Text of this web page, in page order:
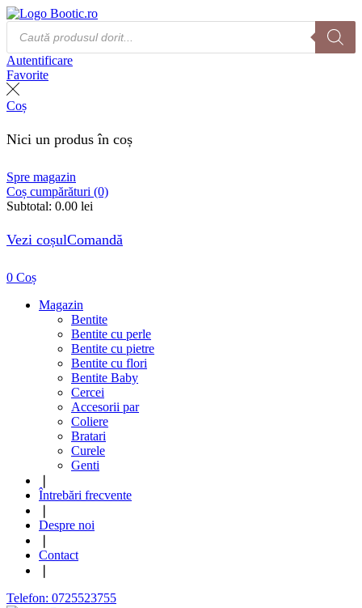
Products
search
Autentificare
Favorite
Coș
Nici un produs în coș
Spre magazin
Coș cumpărături (0)
Subtotal: 0.00 lei
Vezi coșulComandă
0 Coș
Magazin
Bentite
Bentite cu perle
Bentite cu pietre
Bentite cu flori
Bentite Baby
Cercei
Accesorii par
Coliere
Bratari
Curele
Genti
Întrebări frecvente
Despre noi
Contact
Telefon: 0725523755